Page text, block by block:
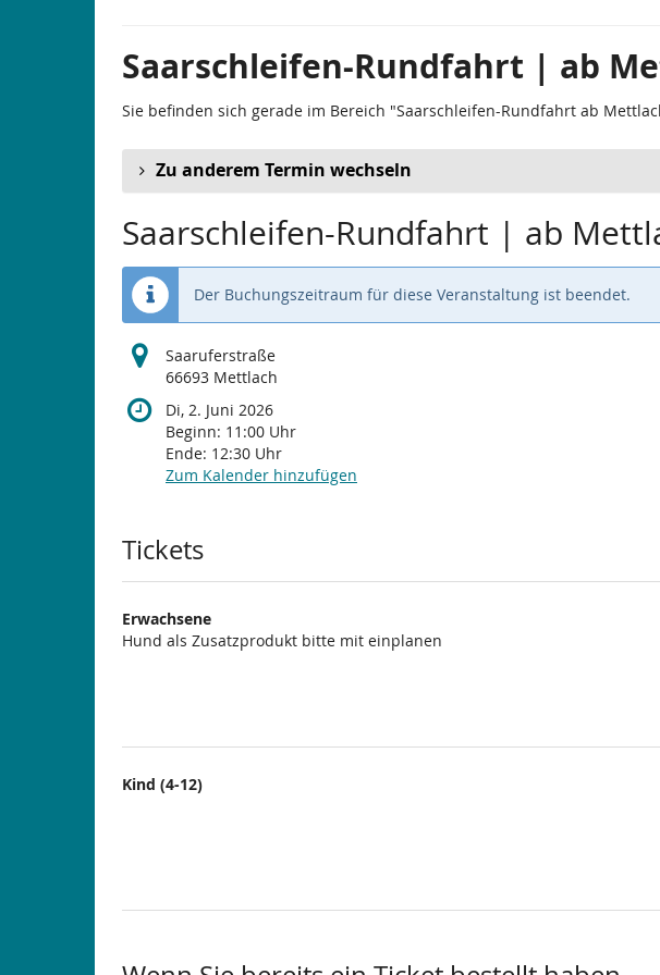
Saarschleifen-Rundfahrt | ab
Sie befinden sich gerade im Bereich "Saarschleifen-Rundfahrt ab
Zu anderem Termin wechseln
Saarschleifen-Rundfahrt | ab
Der Buchungszeitraum für diese Veranstaltung ist beendet.
Saaruferstraße
66693 Mettlach
Di, 2. Juni 2026
Beginn: 11:00 Uhr
Ende: 12:30 Uhr
Zum Kalender hinzufügen
Produkte
Tickets
Erwachsene
Hund als Zusatzprodukt bitte mit einplanen
Kind (4-12)